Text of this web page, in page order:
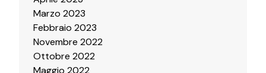
Marzo 2023
Febbraio 2023
Novembre 2022
Ottobre 2022